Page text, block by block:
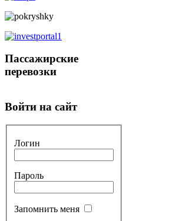
Пассажирские
перевозки
Войти на сайт
Логин
Пароль
Запомнить меня